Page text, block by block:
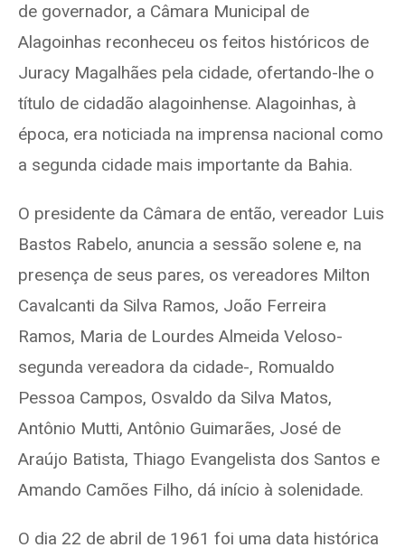
de governador, a Câmara Municipal de
Alagoinhas reconheceu os feitos históricos de
Juracy Magalhães pela cidade, ofertando-lhe o
título de cidadão alagoinhense. Alagoinhas, à
época, era noticiada na imprensa nacional como
a segunda cidade mais importante da Bahia.
O presidente da Câmara de então, vereador Luis
Bastos Rabelo, anuncia a sessão solene e, na
presença de seus pares, os vereadores Milton
Cavalcanti da Silva Ramos, João Ferreira
Ramos, Maria de Lourdes Almeida Veloso-
segunda vereadora da cidade-, Romualdo
Pessoa Campos, Osvaldo da Silva Matos,
Antônio Mutti, Antônio Guimarães, José de
Araújo Batista, Thiago Evangelista dos Santos e
Amando Camões Filho, dá início à solenidade.
O dia 22 de abril de 1961 foi uma data histórica